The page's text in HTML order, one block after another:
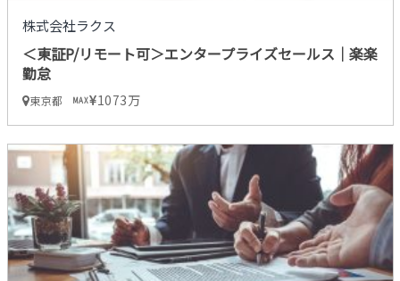
株式会社ラクス
＜東証P/リモート可＞エンタープライズセールス｜楽楽
勤怠
東京都 MAX 1073万